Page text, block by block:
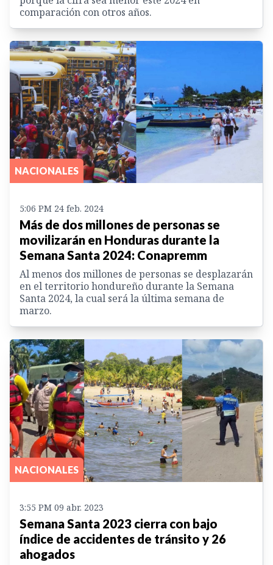
comparación con otros años.
NACIONALES
5:06 PM 24 feb. 2024
Más de dos millones de personas se
movilizarán en Honduras durante la
Semana Santa 2024: Conapremm
Al menos dos millones de personas se desplazarán
en el territorio hondureño durante la Semana
Santa 2024, la cual será la última semana de
marzo.
NACIONALES
3:55 PM 09 abr. 2023
Semana Santa 2023 cierra con bajo
índice de accidentes de tránsito y 26
ahogados